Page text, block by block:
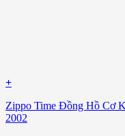
+
Zippo Time Đồng Hồ Cơ
2002